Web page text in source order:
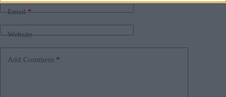
Email*
Website
Add Comment *